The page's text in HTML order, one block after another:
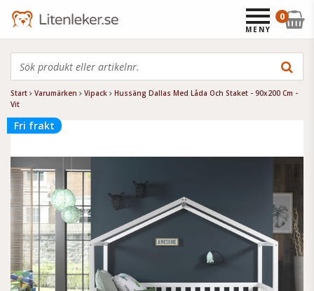
Start Varumärken Vipack
Hussäng Dallas Med Låda Och Staket - 90x200 Cm -
Vit
Fri frakt
0
MENY